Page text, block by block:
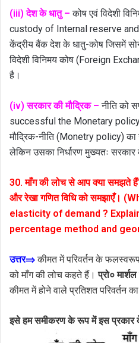
(iii) देश के धातु – कोष एवं विदेशी
custody of Internal reserve
केंद्रीय बैंक देश के धातु-कोष जिसमें
विदेशी विनिमय कोष (Foreign
है।
(iv) सरकार की मौद्रिक – नीति को
successful the Monetary
मौद्रिक-नीति (Monetry policy)
लेकिन उसका निर्धारण मुख्यतः सरकार
30. माँग की लोच से आप क्या समझते
और रेखा गणित विधि को समझाएँ।
elasticity of demand ?
percentage method and
उत्तर⇒ कीमत में परिवर्तन के फलस्वरूप
को माँग की लोच कहते हैं।प्रो० मार्शल
कीमत में होने वाले प्रतिशत परिवर्तन
इसे हम समीकरण के रूप में इस